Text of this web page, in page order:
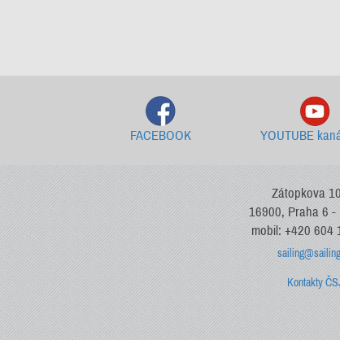
FACEBOOK YOUTUBE
Zátopkova
16900, Praha 6 -
mobil: +420 604
Kontakty